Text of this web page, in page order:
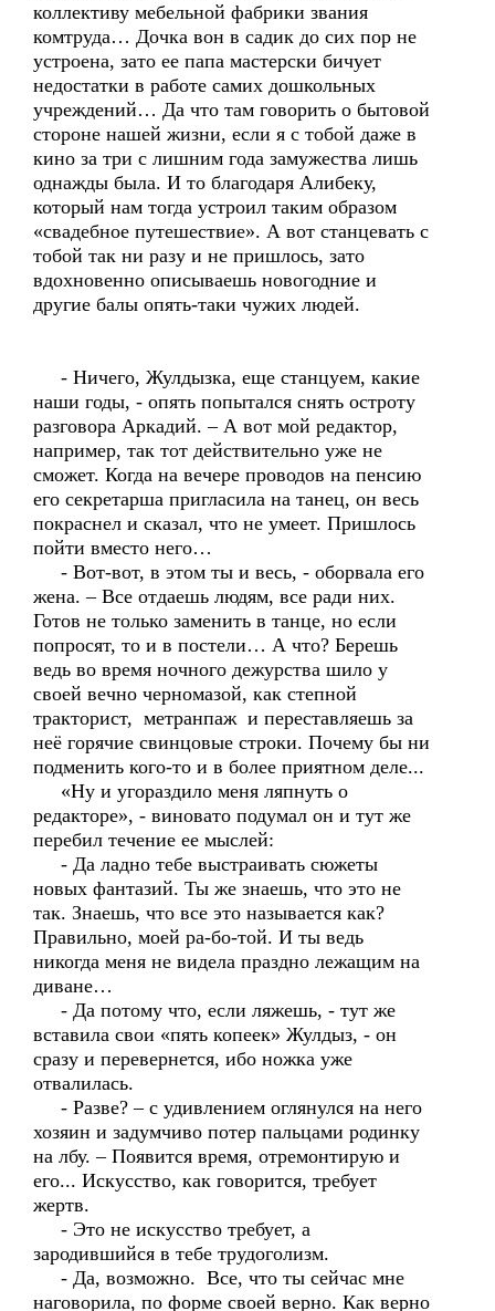
коллективу мебельной фабрики звания
комтруда… Дочка вон в садик до сих пор не
устроена, зато ее папа мастерски бичует
недостатки в работе самих дошкольных
учреждений… Да что там говорить о бытовой
стороне нашей жизни, если я с тобой даже в
кино за три с лишним года замужества лишь
однажды была. И то благодаря Алибеку,
который нам тогда устроил таким образом
«свадебное путешествие». А вот станцевать с
тобой так ни разу и не пришлось, зато
вдохновенно описываешь новогодние и
другие балы опять-таки чужих людей.
- Ничего, Жулдызка, еще станцуем, какие
наши годы, - опять попытался снять остроту
разговора Аркадий. – А вот мой редактор,
например, так тот действительно уже не
сможет. Когда на вечере проводов на пенсию
его секретарша пригласила на танец, он весь
покраснел и сказал, что не умеет. Пришлось
пойти вместо него…
- Вот-вот, в этом ты и весь, - оборвала его
жена. – Все отдаешь людям, все ради них.
Готов не только заменить в танце, но если
попросят, то и в постели… А что? Берешь
ведь во время ночного дежурства шило у
своей вечно черномазой, как степной
тракторист, метранпаж и переставляешь за
неё горячие свинцовые строки. Почему бы ни
подменить кого-то и в более приятном деле...
«Ну и угораздило меня ляпнуть о
редакторе», - виновато подумал он и тут же
перебил течение ее мыслей:
- Да ладно тебе выстраивать сюжеты
новых фантазий. Ты же знаешь, что это не
так. Знаешь, что все это называется как?
Правильно, моей ра-бо-той. И ты ведь
никогда меня не видела праздно лежащим на
диване…
- Да потому что, если ляжешь, - тут же
вставила свои «пять копеек» Жулдыз, - он
сразу и перевернется, ибо ножка уже
отвалилась.
- Разве? – с удивлением оглянулся на него
хозяин и задумчиво потер пальцами родинку
на лбу. – Появится время, отремонтирую и
его... Искусство, как говорится, требует
жертв.
- Это не искусство требует, а
зародившийся в тебе трудоголизм.
- Да, возможно. Все, что ты сейчас мне
наговорила, по форме своей верно. Как верно